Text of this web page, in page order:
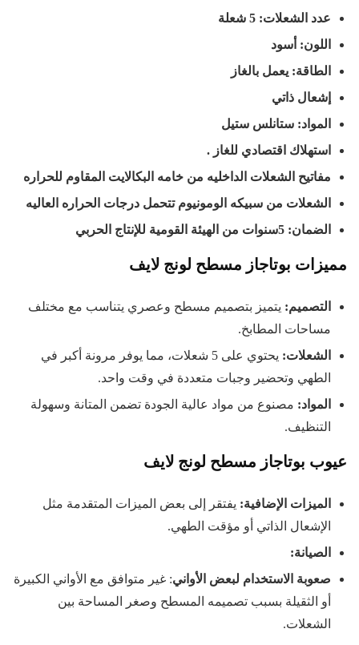
عدد الشعلات: 5 شعلة
اللون: أسود
الطاقة: يعمل بالغاز
إشعال ذاتي
المواد: ستانلس ستيل
استهلاك اقتصادي للغاز .
مفاتيح الشعلات الداخليه من خامه البكالايت المقاوم للحراره
الشعلات من سبيكه الومونيوم تتحمل درجات الحراره العاليه
الضمان: 5سنوات من الهيئة القومية للإنتاج الحربي
مميزات بوتاجاز مسطح لونج لايف
التصميم: يتميز بتصميم مسطح وعصري يتناسب مع مختلف
مساحات المطابخ.
الشعلات:
يحتوي على 5 شعلات، مما يوفر مرونة أكبر في
الطهي وتحضير وجبات متعددة في وقت واحد.
المواد: مصنوع من مواد عالية الجودة تضمن المتانة وسهولة
التنظيف.
عيوب بوتاجاز مسطح لونج لايف
الميزات الإضافية: يفتقر إلى بعض الميزات المتقدمة مثل
الإشعال الذاتي أو مؤقت الطهي.
الصيانة:
صعوبة الاستخدام لبعض الأواني: غير متوافق مع الأواني الكبيرة
أو الثقيلة بسبب تصميمه المسطح وصغر المساحة بين
الشعلات.